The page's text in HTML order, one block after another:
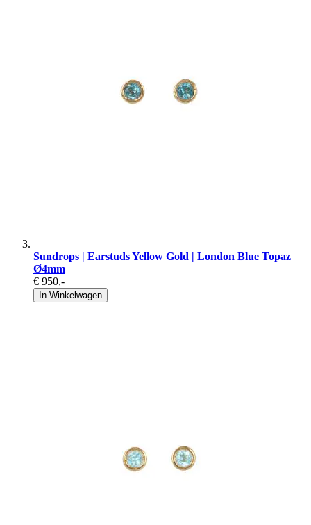
Sundrops | Earstuds Yellow Gold | London Blue Topaz
Ø4mm
€ 950,-
In Winkelwagen